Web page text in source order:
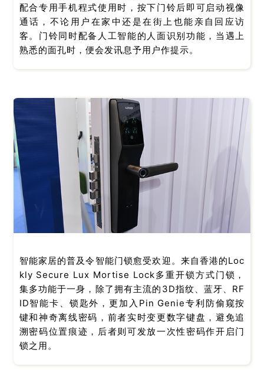
配合专用手机程式使用时，按下门铃后即可启动视像
通话，不论用户在家中还是在街上也能亲自回应访
客。门铃同时配备人工智能的人面识别功能，当遇上
熟悉的面孔时，便会发讯息予用户作提示。
智能家居的普及令智能门锁愈受欢迎。来自香港的Loc
kly Secure Lux Mortise Lock多重开锁方式门锁，
集多功能于一身，除了拥有主流的3D指纹、蓝牙、RF
ID智能卡、锁匙外，更加入Pin Genie专利防偷窥按
键和神奇离线密码，前者实时变更数字键盘，避免追
溯密码位置痕迹，后者则可发放一次性密码作开启门
锁之用。